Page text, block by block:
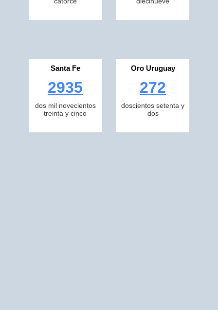
Santa Fe
2935
dos mil novecientos
treinta y cinco
Oro Uruguay
272
doscientos setenta y
dos